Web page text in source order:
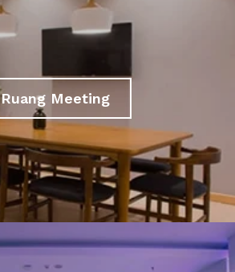
Ruang Meeting